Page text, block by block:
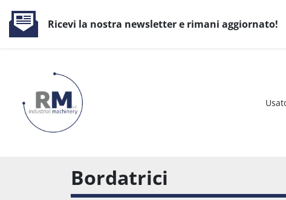
Ricevi la nostra newsletter e rimani aggiornato!
Bordatrici